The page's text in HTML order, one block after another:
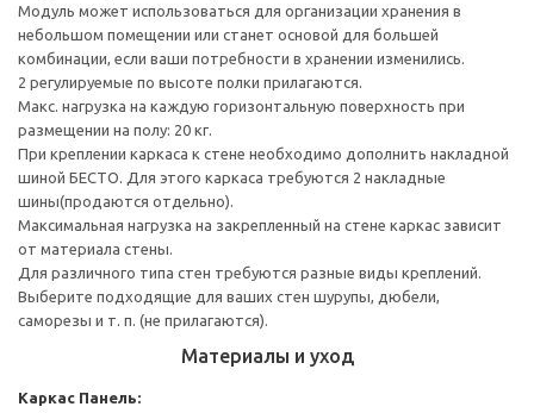
Модуль может использоваться для организации хранения в
небольшом помещении или станет основой для большей
комбинации, если ваши потребности в хранении изменились.
2 регулируемые по высоте полки прилагаются.
Макс. нагрузка на каждую горизонтальную поверхность при
размещении на полу: 20 кг.
При креплении каркаса к стене необходимо дополнить накладной
шиной БЕСТО. Для этого каркаса требуются 2 накладные
шины(продаются отдельно).
Максимальная нагрузка на закрепленный на стене каркас зависит
от материала стены.
Для различного типа стен требуются разные виды креплений.
Выберите подходящие для ваших стен шурупы, дюбели,
саморезы и т. п. (не прилагаются).
Материалы и уход
Каркас Панель: